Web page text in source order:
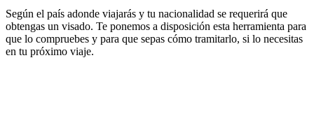
Según el país adonde viajarás y tu nacionalidad se requerirá que
obtengas un visado. Te ponemos a disposición esta herramienta para
que lo compruebes y para que sepas cómo tramitarlo, si lo necesitas
en tu próximo viaje.